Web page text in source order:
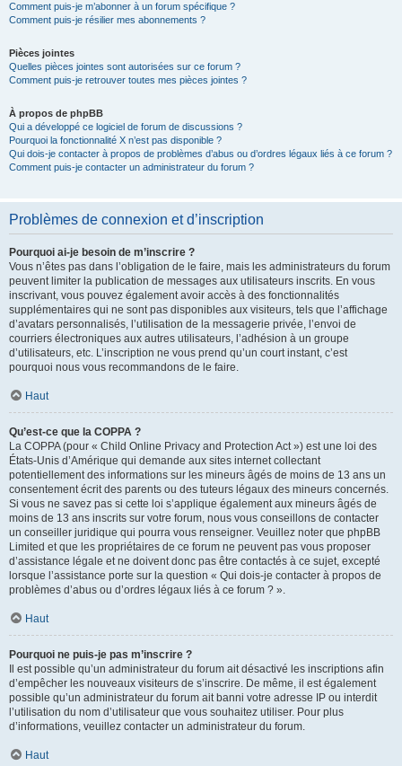
Comment puis-je m’abonner à un forum spécifique ?
Comment puis-je résilier mes abonnements ?
Pièces jointes
Quelles pièces jointes sont autorisées sur ce forum ?
Comment puis-je retrouver toutes mes pièces jointes ?
À propos de phpBB
Qui a développé ce logiciel de forum de discussions ?
Pourquoi la fonctionnalité X n’est pas disponible ?
Qui dois-je contacter à propos de problèmes d’abus ou d’ordres légaux liés à ce forum ?
Comment puis-je contacter un administrateur du forum ?
Problèmes de connexion et d’inscription
Pourquoi ai-je besoin de m’inscrire ?
Vous n’êtes pas dans l’obligation de le faire, mais les administrateurs du forum
peuvent limiter la publication de messages aux utilisateurs inscrits. En vous
inscrivant, vous pouvez également avoir accès à des fonctionnalités
supplémentaires qui ne sont pas disponibles aux visiteurs, tels que l’affichage
d’avatars personnalisés, l’utilisation de la messagerie privée, l’envoi de
courriers électroniques aux autres utilisateurs, l’adhésion à un groupe
d’utilisateurs, etc. L’inscription ne vous prend qu’un court instant, c’est
pourquoi nous vous recommandons de le faire.
Haut
Qu’est-ce que la COPPA ?
La COPPA (pour « Child Online Privacy and Protection Act ») est une loi des
États-Unis d’Amérique qui demande aux sites internet collectant
potentiellement des informations sur les mineurs âgés de moins de 13 ans un
consentement écrit des parents ou des tuteurs légaux des mineurs concernés.
Si vous ne savez pas si cette loi s’applique également aux mineurs âgés de
moins de 13 ans inscrits sur votre forum, nous vous conseillons de contacter
un conseiller juridique qui pourra vous renseigner. Veuillez noter que phpBB
Limited et que les propriétaires de ce forum ne peuvent pas vous proposer
d’assistance légale et ne doivent donc pas être contactés à ce sujet, excepté
lorsque l’assistance porte sur la question « Qui dois-je contacter à propos de
problèmes d’abus ou d’ordres légaux liés à ce forum ? ».
Haut
Pourquoi ne puis-je pas m’inscrire ?
Il est possible qu’un administrateur du forum ait désactivé les inscriptions afin
d’empêcher les nouveaux visiteurs de s’inscrire. De même, il est également
possible qu’un administrateur du forum ait banni votre adresse IP ou interdit
l’utilisation du nom d’utilisateur que vous souhaitez utiliser. Pour plus
d’informations, veuillez contacter un administrateur du forum.
Haut